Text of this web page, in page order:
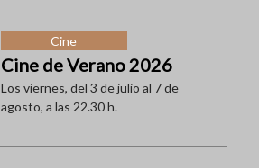
Cine
Cine de Verano 2026
Los viernes, del 3 de julio al 7 de
agosto, a las 22.30 h.